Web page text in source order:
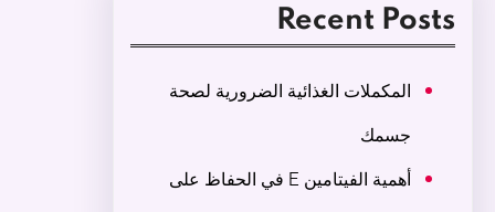
Recent Posts
المكملات الغذائية الضرورية لصحة
جسمك
أهمية الفيتامين E في الحفاظ على